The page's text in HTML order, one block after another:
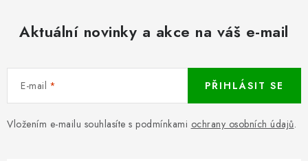
Aktuální novinky a akce na váš e-mail
E-mail
Vložením e-mailu souhlasíte s podmínkami ochrany osobních údajů.
PŘIHLÁSIT SE